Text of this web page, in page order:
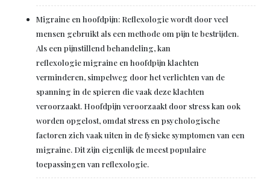
Migraine en hoofdpijn: Reflexologie wordt door veel
mensen gebruikt als een methode om pijn te bestrijden.
Als een pijnstillend behandeling, kan
reflexologie migraine en hoofdpijn klachten
verminderen, simpelweg door het verlichten van de
spanning in de spieren die vaak deze klachten
veroorzaakt. Hoofdpijn veroorzaakt door stress kan ook
worden opgelost, omdat stress en psychologische
factoren zich vaak uiten in de fysieke symptomen van een
migraine. Dit zijn eigenlijk de meest populaire
toepassingen van reflexologie.